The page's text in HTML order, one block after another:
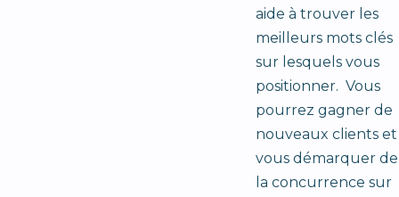
aide à trouver les
meilleurs mots clés
sur lesquels vous
positionner. Vous
pourrez gagner de
nouveaux clients et
vous démarquer de
la concurrence sur